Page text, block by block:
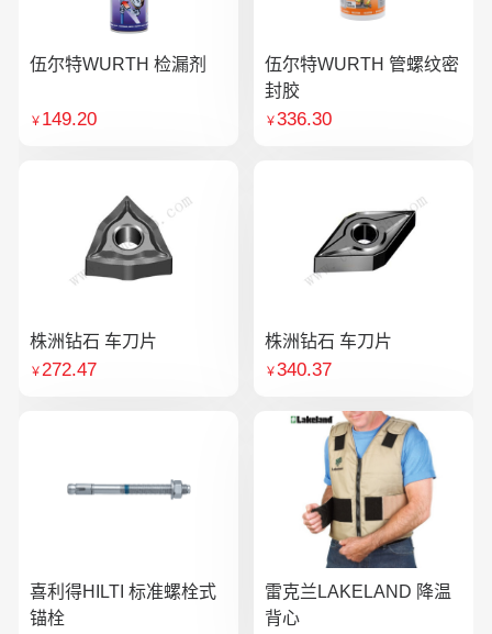
伍尔特WURTH 检漏剂
￥ 149.20
伍尔特WURTH 管螺纹密
封胶
￥336.30
株洲钻石 车刀片
￥272.47
株洲钻石 车刀片
￥340.37
喜利得HILTI 标准螺栓式
锚栓
雷克兰LAKELAND 降温
背心